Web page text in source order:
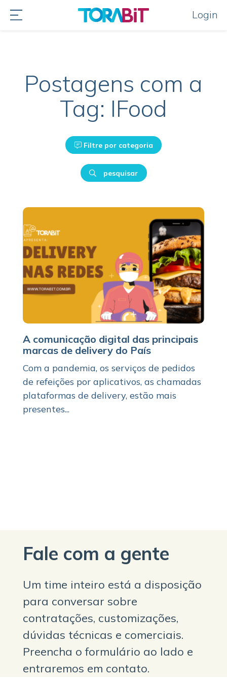
Login
Postagens com a
Tag: IFood
Filtre por categoria
pesquisar
A comunicação digital das principais
marcas de delivery do País
Com a pandemia, os serviços de pedidos
de refeições por aplicativos, as chamadas
plataformas de delivery, estão mais
presentes...
Fale com a gente
Um time inteiro está a disposição
para conversar sobre
contratações, customizações,
dúvidas técnicas e comerciais.
Preencha o formulário ao lado e
entraremos em contato.